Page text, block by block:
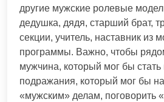
другие мужские ролевые
дедушка, дядя, старший брат,
секции, учитель, наставник из
программы. Важно, чтобы
мужчина, который мог бы
подражания, который мог бы
«мужским» делам, поговорить